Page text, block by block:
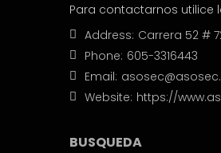
Para contactarnos utilice
Address: Carrera 52 #
Phone: 605-3316443
Email:
Website: https://
BUSQUEDA